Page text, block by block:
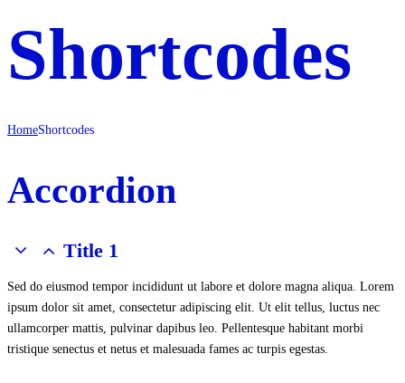
Shortcodes
HomeShortcodes
Accordion
Title 1
Sed do eiusmod tempor incididunt ut labore et dolore magna aliqua. Lorem
ipsum dolor sit amet, consectetur adipiscing elit. Ut elit tellus, luctus nec
ullamcorper mattis, pulvinar dapibus leo. Pellentesque habitant morbi
tristique senectus et netus et malesuada fames ac turpis egestas.